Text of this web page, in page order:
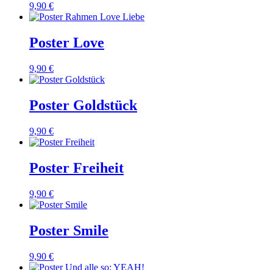
9,90 €
Poster Love
9,90 €
Poster Goldstück
9,90 €
Poster Freiheit
9,90 €
Poster Smile
9,90 €